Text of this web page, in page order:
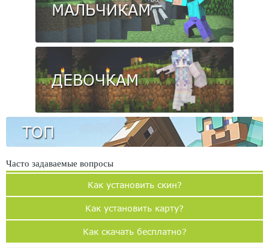
МАЛЬЧИКАМ
ДЕВОЧКАМ
ТОП
Часто задаваемые вопросы
Как установить скин?
Как установить карту?
Как скачать бесплатно?